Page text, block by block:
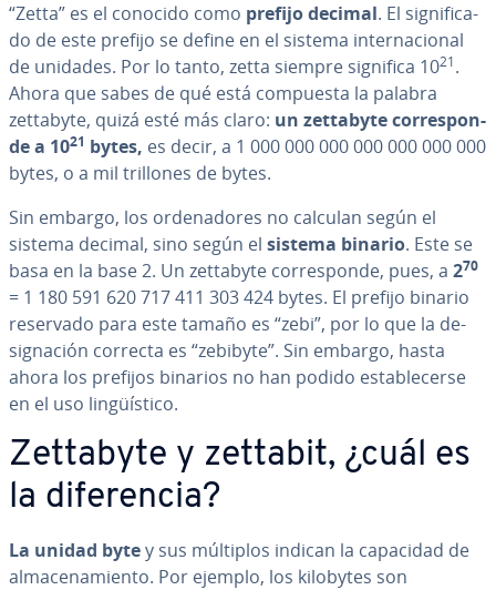
“Zetta” es el conocido como prefijo decimal. El si­g­ni­fi­ca­
do de este prefijo se define en el sistema in­te­r­na­cio­nal
de unidades. Por lo tanto, zetta siempre significa 1021.
Ahora que sabes de qué está compuesta la palabra
zettabyte, quizá esté más claro: un zettabyte co­rre­s­po­n­
de a 1021 bytes, es decir, a 1 000 000 000 000 000 000 000
bytes, o a mil trillones de bytes.
Sin embargo, los or­de­na­do­res no calculan según el
sistema decimal, sino según el sistema binario. Este se
basa en la base 2. Un zettabyte co­rre­s­po­n­de, pues, a 270
= 1 180 591 620 717 411 303 424 bytes. El prefijo binario
reservado para este tamaño es “zebi”, por lo que la de­
sig­na­ción correcta es “zebibyte”. Sin embargo, hasta
ahora los prefijos binarios no han podido es­ta­ble­ce­r­se
en el uso li­n­güí­s­ti­co.
Zettabyte y zettabit, ¿cuál es
la di­fe­re­n­cia?
La unidad bytey sus múltiplos indican la capacidad de
al­ma­ce­na­mie­n­to. Por ejemplo, los kilobytes son